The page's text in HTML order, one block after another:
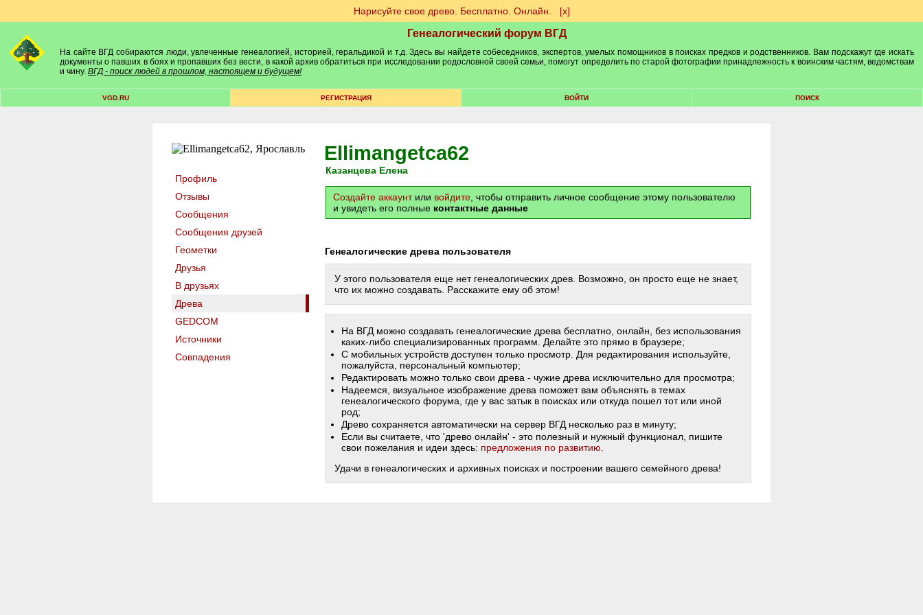
Нарисуйте свое древо. Бесплатно. Онлайн. [х]
Генеалогический форум ВГД
На сайте ВГД собираются люди, увлеченные генеалогией, историей, геральдикой и т.д. Здесь вы найдете собеседников, экспертов, умелых помощников в поисках предков и родственников. Вам подскажут где искать
документы о павших в боях и пропавших без вести, в какой архив обратиться при исследовании родословной своей семьи, помогут определить по старой фотографии принадлежность к воинским частям, ведомствам
и чину. ВГД - поиск людей в прошлом, настоящем и будущем!
VGD.RU РЕГИСТРАЦИЯ ВОЙТИ ПОИСК
Профиль
Отзывы
Сообщения
Сообщения друзей
Геометки
Друзья
В друзьях
Древа
GEDCOM
Источники
Совпадения
Ellimangetca62
Казанцева Елена
Создайте аккаунтили войдите , чтобы отправить личное сообщение этому пользователю
и увидеть его полные контактные данные
Генеалогические древа пользователя
У этого пользователя еще нет генеалогических древ. Возможно, он просто еще не знает,
что их можно создавать. Расскажите ему об этом!
На ВГД можно создавать генеалогические древа бесплатно, онлайн, без использования
каких-либо специализированных программ. Делайте это прямо в браузере;
С мобильных устройств доступен только просмотр. Для редактирования используйте,
пожалуйста, персональный компьютер;
Редактировать можно только свои древа - чужие древа исключительно для просмотра;
Надеемся, визуальное изображение древа поможет вам объяснять в темах
генеалогического форума, где у вас затык в поисках или откуда пошел тот или иной
род;
Древо сохраняется автоматически на сервер ВГД несколько раз в минуту;
Если вы считаете, что 'древо онлайн' - это полезный и нужный функционал, пишите
свои пожелания и идеи здесь: предложения по развитию
Удачи в генеалогических и архивных поисках и построении вашего семейного древа!